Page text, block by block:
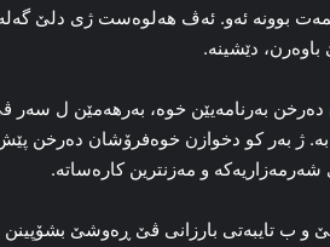
بوونه‌ ئه‌و. ئه‌ڤ هه‌لوه‌ست ژی دلێ
باوه‌رن، دێشینه‌.
به‌رنامه‌یێن خوه‌، به‌رهه‌مێن ل سه‌ر
ژ به‌ر کو دخوازن خوه‌فرۆشان ده‌رخن
و‌ مه‌زنترین کارەساتە‌.
و ب تایبه‌تی بارزانی ڤێ ڕه‌وشێ